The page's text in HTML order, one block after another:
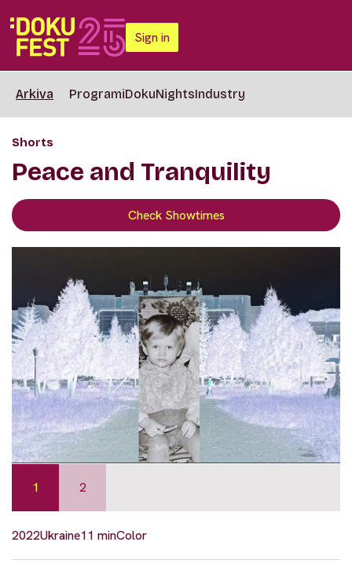
Sign in
Arkiva ProgramiDokuNightsIndustry
Shorts
Peace and Tranquility
Check Showtimes
1 2
2022Ukraine11 minColor